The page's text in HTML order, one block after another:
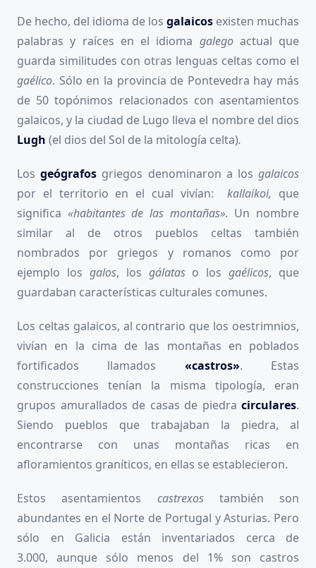
De hecho, del idioma de los galaicos existen muchas
palabras y raíces en el idioma galego actual que
guarda similitudes con otras lenguas celtas como el
gaélico. Sólo en la provincia de Pontevedra hay más
de 50 topónimos relacionados con asentamientos
galaicos, y la ciudad de Lugo lleva el nombre del dios
Lugh (el dios del Sol de la mitología celta).
Losgeógrafos griegos denominaron a losgalaicos
por el territorio en el cual vivían:kallaikoi, que
significa «habitantes de las montañas». Un nombre
similar al de otros pueblos celtas también
nombrados por griegos y romanos como por
ejemplo los galos, los gálatas o losgaélicos, que
guardaban características culturales comunes.
Los celtas galaicos, al contrario que los oestrimnios,
vivían en la cima de las montañas en poblados
fortificados llamados «castros». Estas
construcciones tenían la misma tipología, eran
grupos amurallados de casas de piedra circulares.
Siendo pueblos que trabajaban la piedra, al
encontrarse con unas montañas ricas en
afloramientos graníticos, en ellas se establecieron.
Estos asentamientos castrexostambién son
abundantes en el Norte de Portugal y Asturias. Pero
sólo en Galicia están inventariados cerca de
3.000, aunque sólo menos del 1% son castros